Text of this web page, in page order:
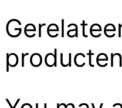
producten